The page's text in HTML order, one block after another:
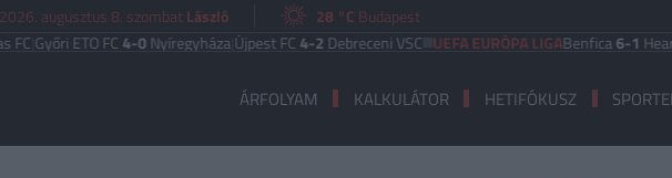
2026. augusztus 8. szombatLászló 28 °C Budapest
ETO FC 4-0Nyíregyháza|Újpest FC4-2Debreceni VSC UEFA EURÓPA LIGABenfica6-1Heart of
ÁRFOLYAM KALKULÁTOR HETIFÓKUSZ